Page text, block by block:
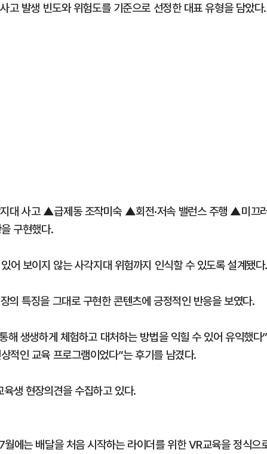
발생 빈도와 위험도를 기준으로 선정한 대표 유형을 담았다.
사고 ▲급제동 조작미숙 ▲회전·저속 밸런스 주행 ▲미끄
구현했다.
어 보이지 않는 사각지대 위험까지 인식할 수 있도록 설계됐
의 특징을 그대로 구현한 콘텐츠에 긍정적인 반응을 보였다.
생생하게 체험하고 대처하는 방법을 익힐 수 있어 유익했다
적인 교육 프로그램이었다”는 후기를 남겼다.
생 현장의견을 수집하고 있다.
에는 배달을 처음 시작하는 라이더를 위한 VR교육을 정식으